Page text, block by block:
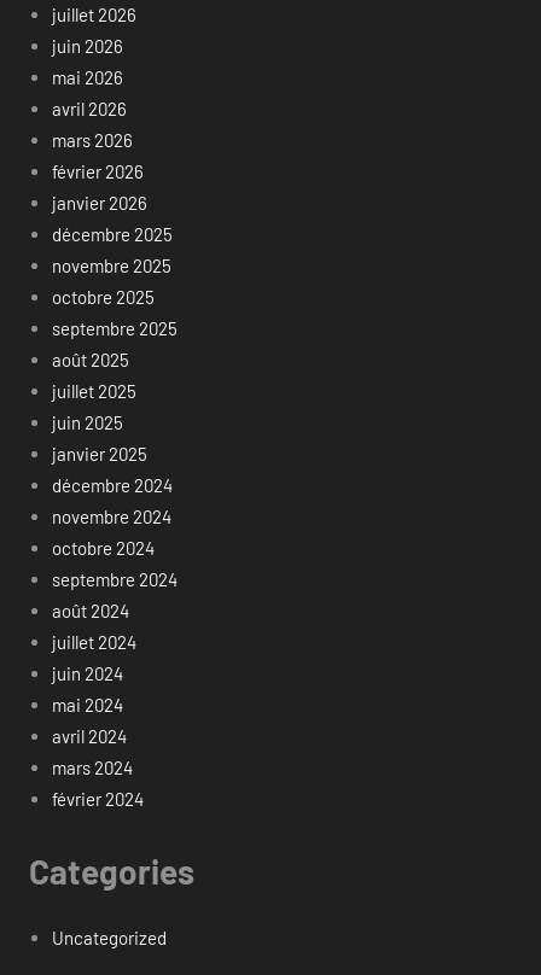
juillet 2026
juin 2026
mai 2026
avril 2026
mars 2026
février 2026
janvier 2026
décembre 2025
novembre 2025
octobre 2025
septembre 2025
août 2025
juillet 2025
juin 2025
janvier 2025
décembre 2024
novembre 2024
octobre 2024
septembre 2024
août 2024
juillet 2024
juin 2024
mai 2024
avril 2024
mars 2024
février 2024
Categories
Uncategorized